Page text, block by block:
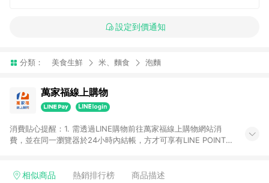
設定到價通知
分類： 美食生鮮 米、麵食 泡麵
萬家福線上購物
消費貼心提醒：1. 需透過LINE購物前往萬家福線上購物網站消
費，並在同一瀏覽器於24小時內結帳，方才可享有LINE POINTS
4. 不具回饋資格種類商品：電子禮券。 5. 回饋點數計算將排除訂
相似商品 熱銷排行榜 商品描述